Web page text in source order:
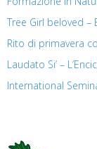
Tree Girl beloved –
Rito di primavera
Laudato Si’ –
International